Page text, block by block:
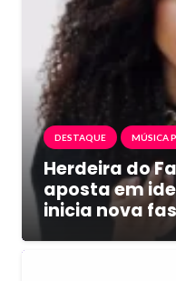
DESTAQUE MÚSICA
Herdeira do
aposta em
inicia nova